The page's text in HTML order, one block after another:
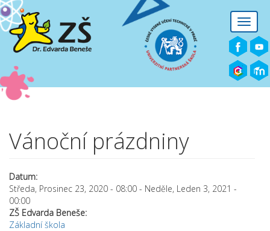
Přejít k hlavnímu obsahu
Toggle
Vánoční prázdniny
Datum:
Středa, Prosinec 23, 2020 - 08:00 - Neděle, Leden 3, 2021 -
00:00
ZŠ Edvarda Beneše:
Základní škola